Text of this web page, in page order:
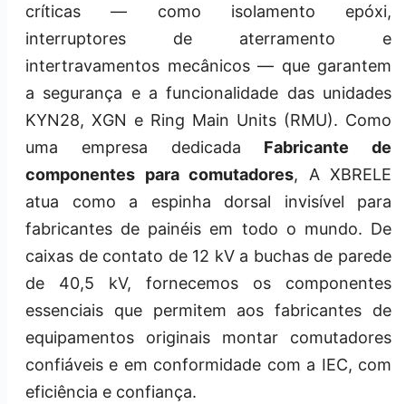
críticas — como isolamento epóxi,
interruptores de aterramento e
intertravamentos mecânicos — que garantem
a segurança e a funcionalidade das unidades
KYN28, XGN e Ring Main Units (RMU). Como
uma empresa dedicada Fabricante de
componentes para comutadores, A XBRELE
atua como a espinha dorsal invisível para
fabricantes de painéis em todo o mundo. De
caixas de contato de 12 kV a buchas de parede
de 40,5 kV, fornecemos os componentes
essenciais que permitem aos fabricantes de
equipamentos originais montar comutadores
confiáveis e em conformidade com a IEC, com
eficiência e confiança.